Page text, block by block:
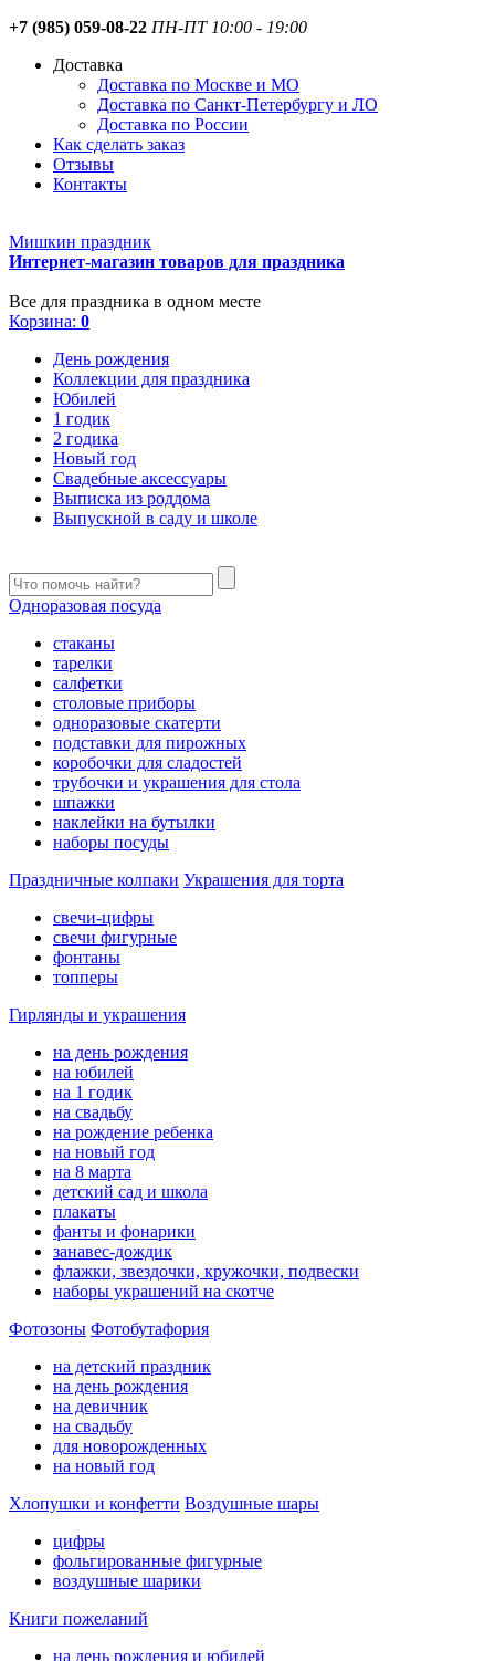
+7 (985) 059-08-22 ПН-ПТ 10:00 - 19:00
Доставка
Доставка по Москве и МО
Доставка по Санкт-Петербургу и ЛО
Доставка по России
Как сделать заказ
Отзывы
Контакты
Мишкин праздник
Интернет-магазин товаров для праздника
Все для праздника в одном месте
Корзина: 0
День рождения
Коллекции для праздника
Юбилей
1 годик
2 годика
Новый год
Свадебные аксессуары
Выписка из роддома
Выпускной в саду и школе
Одноразовая посуда
стаканы
тарелки
салфетки
столовые приборы
одноразовые скатерти
подставки для пирожных
коробочки для сладостей
трубочки и украшения для стола
шпажки
наклейки на бутылки
наборы посуды
Праздничные колпаки Украшения для торта
свечи-цифры
свечи фигурные
фонтаны
топперы
Гирлянды и украшения
на день рождения
на юбилей
на 1 годик
на свадьбу
на рождение ребенка
на новый год
на 8 марта
детский сад и школа
плакаты
фанты и фонарики
занавес-дождик
флажки, звездочки, кружочки, подвески
наборы украшений на скотче
Фотозоны Фотобутафория
на детский праздник
на день рождения
на девичник
на свадьбу
для новорожденных
на новый год
Хлопушки и конфетти Воздушные шары
цифры
фольгированные фигурные
воздушные шарики
Книги пожеланий
на день рождения и юбилей